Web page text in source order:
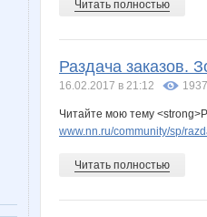
Читать полностью
Раздача заказов.
16.02.2017 в 21:12 1937
Читайте мою тему
www.nn.ru/community/sp/
Читать полностью